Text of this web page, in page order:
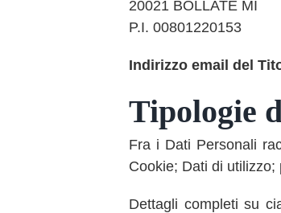
20021 BOLLATE MI
P.I. 00801220153
Indirizzo email del
Tipologie
Fra i Dati Personali
Cookie; Dati di
Dettagli completi su